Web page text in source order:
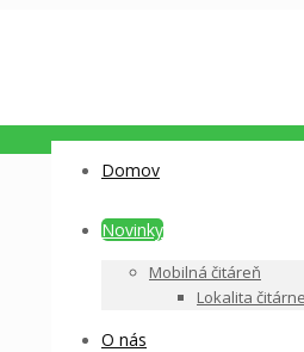
Domov
Novinky
Mobilná čitáreň
Lokalita čitárne
O nás